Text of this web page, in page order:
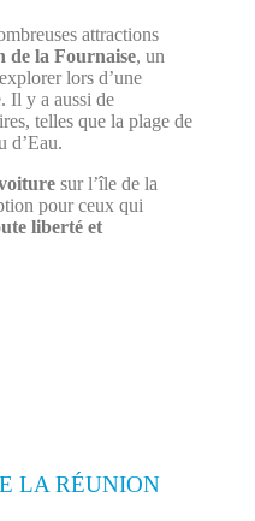
attractions
de la Fournaise, un
lors d’une
Il y a aussi de
telles que la plage de
d’Eau.
sur l’île de la
pour ceux qui
liberté et
LA RÉUNION